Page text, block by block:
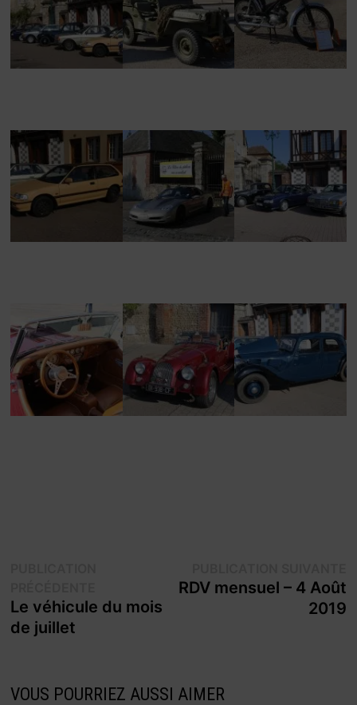
de
l’article
précédente :
Le véhicule du mois
de juillet
RDV mensuel – 4 Août
2019
VOUS POURRIEZ AUSSI AIMER